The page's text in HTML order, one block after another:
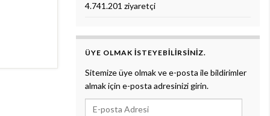
4.741.201 ziyaretçi
ÜYE OLMAK ISTEYEBILIRSINIZ.
Sitemize üye olmak ve e-posta ile bildirimler
almak için e-posta adresinizi girin.
E-posta Adresi